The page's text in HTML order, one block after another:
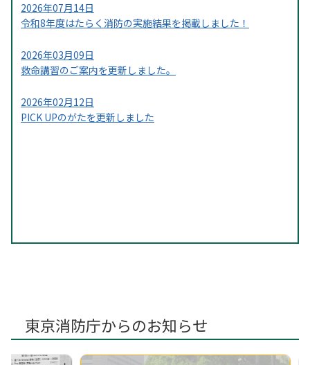
2026年07月14日
令和8年度はたらく消防の実施結果を掲載しました！
2026年03月09日
救命講習のご案内を更新しました。
2026年02月12日
PICK UPのがたを更新しました
東京消防庁からのお知らせ